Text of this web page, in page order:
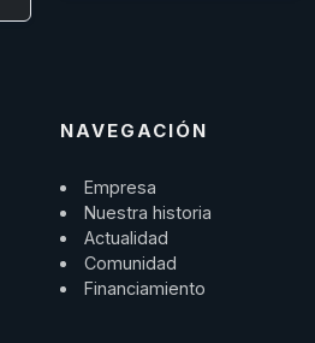
NAVEGACIÓN
Empresa
Nuestra historia
Actualidad
Comunidad
Financiamiento